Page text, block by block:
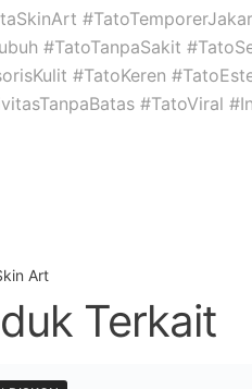
#TatoTanpaSakit
#TatoKeren
#TatoViral
Art
Terkait